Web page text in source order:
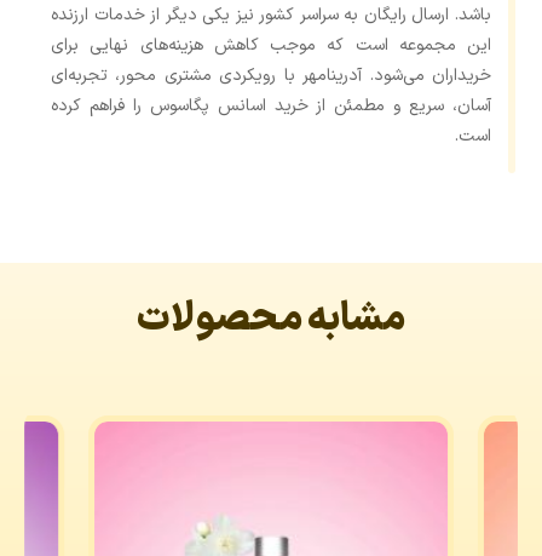
باشد. ارسال رایگان به سراسر کشور نیز یکی دیگر از خدمات ارزنده
این مجموعه است که موجب کاهش هزینه‌های نهایی برای
خریداران می‌شود. آدرینامهر با رویکردی مشتری ‌محور، تجربه‌ای
آسان، سریع و مطمئن از خرید اسانس پگاسوس را فراهم کرده
است.
مشابه محصولات